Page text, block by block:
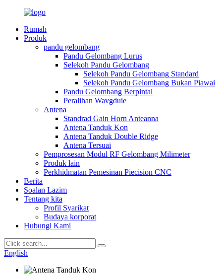
Rumah
Produk
pandu gelombang
Pandu Gelombang Lurus
Selekoh Pandu Gelombang
Selekoh Pandu Gelombang Standard
Selekoh Pandu Gelombang Bukan Piawai
Pandu Gelombang Berpintal
Peralihan Wavgduie
Antena
Standrad Gain Horn Anteanna
Antena Tanduk Kon
Antena Tanduk Double Ridge
Antena Tersuai
Pemprosesan Modul RF Gelombang Milimeter
Produk lain
Perkhidmatan Pemesinan Piecision CNC
Berita
Soalan Lazim
Tentang kita
Profil Syarikat
Budaya korporat
Hubungi Kami
English